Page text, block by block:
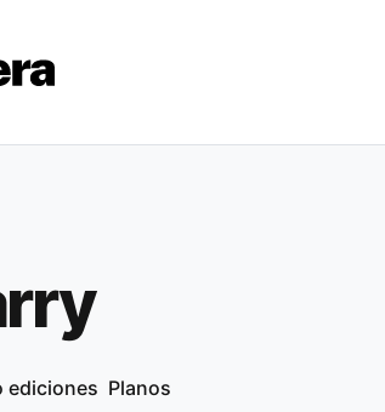
ediciones Planos